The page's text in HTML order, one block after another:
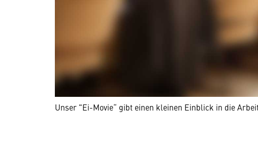
Unser "Ei-Movie“ gibt einen kleinen Einblick in die